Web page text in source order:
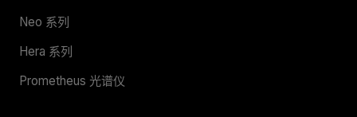
Neo 系列
Hera 系列
Prometheus 光谱仪